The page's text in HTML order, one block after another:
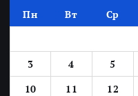
Пн Вт Ср
3
4 5
10
11 12